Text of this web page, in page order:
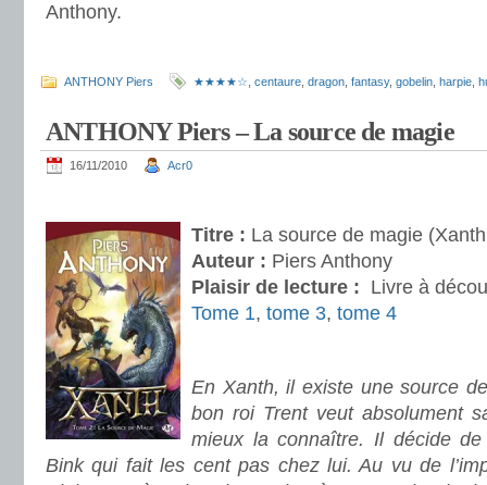
Anthony.
ANTHONY Piers ★★★★☆ centaure dragon fantasy, gobelin harpie
ANTHONY Piers – La source de magie
16/11/2010 Acr0
Titre : La source de magie
Auteur : Piers Anthony
Plaisir de lecture : Livre à
Tome 1, tome 3, tome 4
En Xanth, il existe une source
bon roi Trent veut absolument
mieux la connaître. Il décide
Bink qui fait les cent pas chez lui. Au vu de